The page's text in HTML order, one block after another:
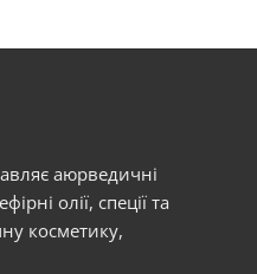
аюрведичні
олії, спеції та
косметику,